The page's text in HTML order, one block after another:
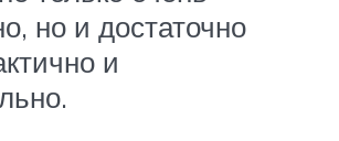
но и достаточно
и